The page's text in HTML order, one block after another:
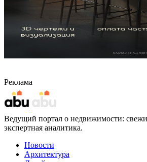
Реклама
Ведущий портал о недвижимости:
экспертная аналитика.
Новости
Архитектура